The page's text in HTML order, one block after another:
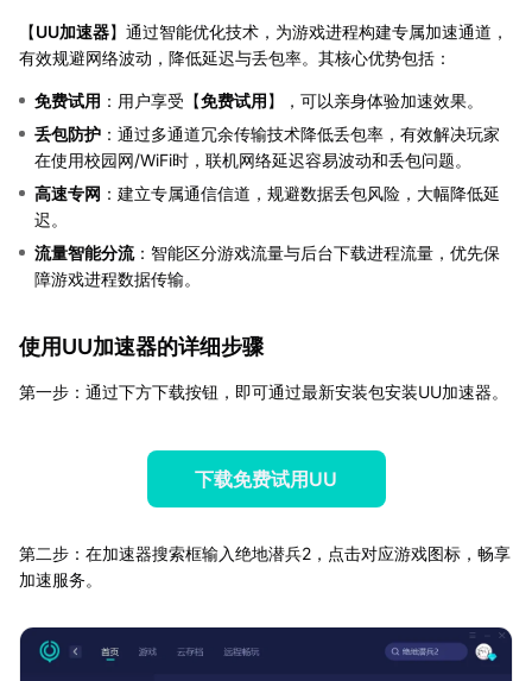
【UU加速器】通过智能优化技术，为游戏进程构建专属加速通道，
有效规避网络波动，降低延迟与丢包率。其核心优势包括：
免费试用 ：用户享受【免费试用】，可以亲身体验加速效果。
丢包防护 ：通过多通道冗余传输技术降低丢包率，有效解决玩家
在使用校园网/WiFi时，联机网络延迟容易波动和丢包问题。
高速专网 ：建立专属通信信道，规避数据丢包风险，大幅降低延
迟。
流量智能分流：智能区分游戏流量与后台下载进程流量，优先保
障游戏进程数据传输。
使用UU加速器的详细步骤
第一步：通过下方下载按钮，即可通过最新安装包安装UU加速器。
下载免费试用UU
第二步：在加速器搜索框输入绝地潜兵2，点击对应游戏图标，畅享
加速服务。